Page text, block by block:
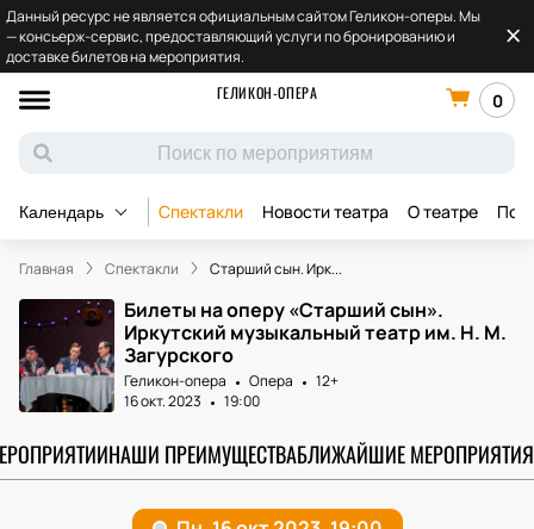
Данный ресурс не является официальным сайтом Геликон-оперы. Мы
— консьерж-сервис, предоставляющий услуги по бронированию и
доставке билетов на мероприятия.
ГЕЛИКОН-ОПЕРА
0
Календарь Спектакли Новости театра О театре
Главная Спектакли Старший сын. Ирк...
Билеты на оперу «Старший сын».
Иркутский музыкальный театр им. Н. М.
Загурского
Геликон-опера Опера
12+
16 окт. 2023
19:00
НАШИ ПРЕИМУЩЕСТВАБЛИЖАЙШИЕ МЕРОПРИЯТИЯ